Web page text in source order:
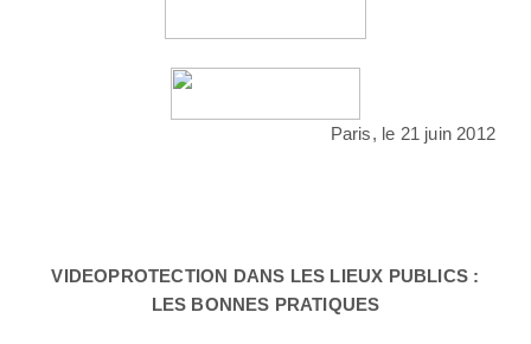
Paris, le 21 juin 2012
VIDEOPROTECTION DANS LES LIEUX PUBLICS :
LES BONNES PRATIQUES